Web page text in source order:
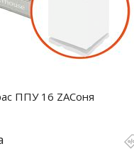
ППУ 16 ZAСоня